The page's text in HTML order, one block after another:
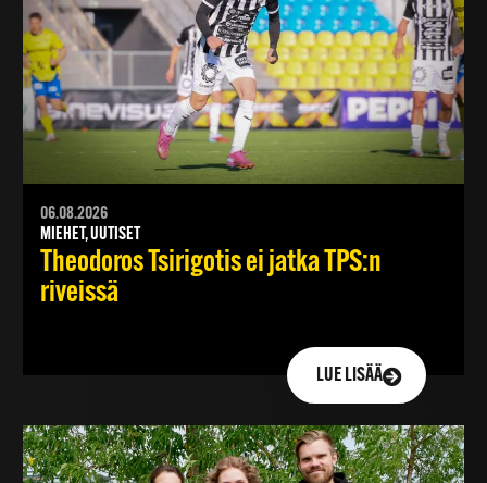
06.08.2026
MIEHET, UUTISET
Theodoros Tsirigotis ei jatka TPS:n
riveissä
LUE LISÄÄ